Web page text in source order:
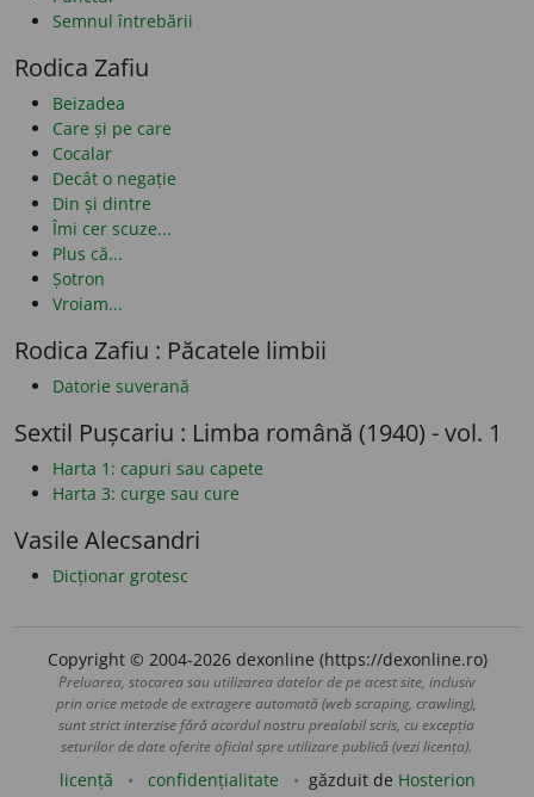
Semnul întrebării
Rodica Zafiu
Beizadea
Care și pe care
Cocalar
Decât o negație
Din și dintre
Îmi cer scuze...
Plus că...
Șotron
Vroiam...
Rodica Zafiu : Păcatele limbii
Datorie suverană
Sextil Pușcariu : Limba română (1940) - vol. 1
Harta 1: capuri sau capete
Harta 3: curge sau cure
Vasile Alecsandri
Dicționar grotesc
Copyright © 2004-2026 dexonline (https://dexonline.ro)
Preluarea, stocarea sau utilizarea datelor de pe acest site, inclusiv
prin orice metode de extragere automată (web scraping, crawling),
sunt strict interzise fără acordul nostru prealabil scris, cu excepția
seturilor de date oferite oficial spre utilizare publică (vezi licența).
licență confidențialitate găzduit de Hosterion